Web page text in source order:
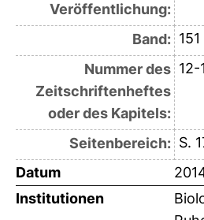
Veröffentlichung:
Band: 151
Nummer des
Zeitschriftenheftes
oder des Kapitels:
12-
Seitenbereich: S.
Datum
Institutionen